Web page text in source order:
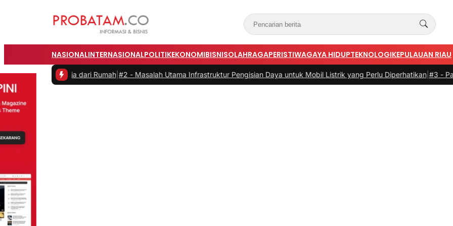
NASIONALINTERNASIONALPOLITIKEKONOMIBISNISOLAHRAGAPERISTIWAGAYA HIDUPTEKNOLOGIKEPULAUAN RIAU
Bekerja dari Rumah| #2 -Masalah Utama Infrastruktur Pengisian Daya untuk Mobil Listrik yang Perlu Diperhatikan|#3 -Panduan